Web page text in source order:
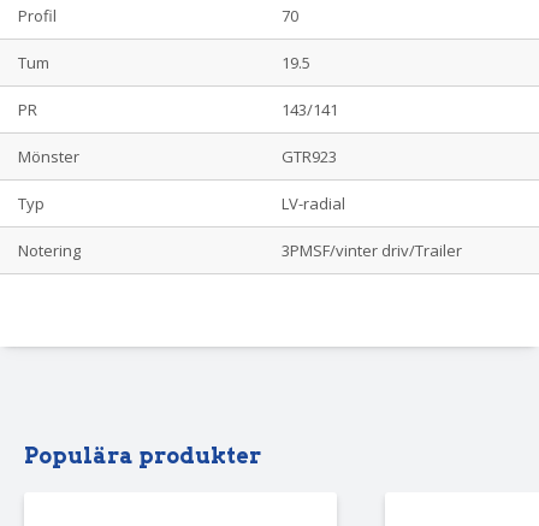
Profil 70
Tum 19.5
PR 143/141
Mönster GTR923
Typ LV-radial
Notering 3PMSF/vinter driv/Trailer
Populära produkter